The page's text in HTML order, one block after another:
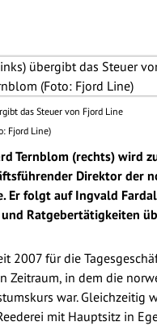
das Steuer von Fjord Line
Fjord Line)
Ternblom (rechts) wird
Direktor der
Er folgt auf Ingvald
Ratgebertätigkeiten
2007 für die
Zeitraum, in dem die
war. Gleichzeitig
mit Hauptsitz in